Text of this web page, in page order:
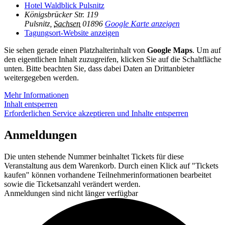
Hotel Waldblick Pulsnitz
Königsbrücker Str. 119
Pulsnitz Sachsen 01896 Google Karte anzeigen
Tagungsort-Website anzeigen
Sie sehen gerade einen Platzhalterinhalt von Google Maps. Um auf
den eigentlichen Inhalt zuzugreifen, klicken Sie auf die Schaltfläche
unten. Bitte beachten Sie, dass dabei Daten an Drittanbieter
weitergegeben werden.
Mehr Informationen
Inhalt entsperren
Erforderlichen Service akzeptieren und Inhalte entsperren
Anmeldungen
Die unten stehende Nummer beinhaltet Tickets für diese
Veranstaltung aus dem Warenkorb. Durch einen Klick auf "Tickets
kaufen" können vorhandene Teilnehmerinformationen bearbeitet
sowie die Ticketsanzahl verändert werden.
Anmeldungen sind nicht länger verfügbar